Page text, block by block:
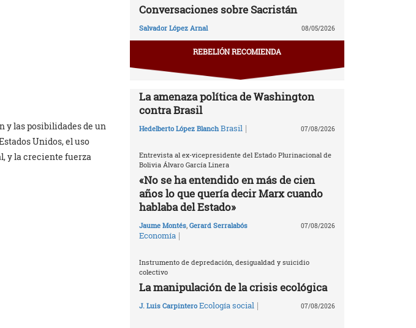
y las posibilidades de un
Unidos, el uso
y la creciente fuerza
Conversaciones sobre Sacristán
Salvador López Arnal 08/05/2026
REBELIÓN RECOMIENDA
La amenaza política de Washington
contra Brasil
Hedelberto López Blanch Brasil | 07/08/2026
Entrevista al ex-vicepresidente del Estado Plurinacional de
Bolivia Álvaro García Linera
«No se ha entendido en más de cien
años lo que quería decir Marx cuando
hablaba del Estado»
Jaume Montés, Gerard Serralabós
Economía |
07/08/2026
Instrumento de depredación, desigualdad y suicidio
colectivo
La manipulación de la crisis ecológica
J. Luis Carpintero Ecología social | 07/08/2026